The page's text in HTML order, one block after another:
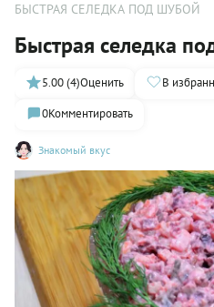
БЫСТРАЯ СЕЛЕДКА ПОД ШУБОЙ
Быстрая селедка
Знакомый вкус
5.00 (4)Оценить В
0Комментировать